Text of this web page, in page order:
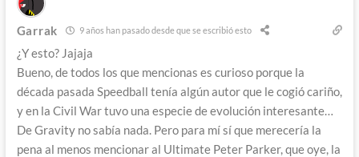
Garrak 9 años han pasado desde que se escribió esto
¿Y esto? Jajaja
Bueno, de todos los que mencionas es curioso porque la
década pasada Speedball tenía algún autor que le cogió cariño,
y en la Civil War tuvo una especie de evolución interesante…
De Gravity no sabía nada. Pero para mí sí que merecería la
pena al menos mencionar al Ultimate Peter Parker, que oye, la